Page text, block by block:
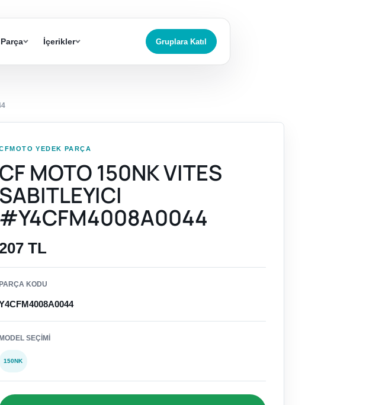
İçerikler Gruplara Katıl
YEDEK PARÇA
CF MOTO 150NK VITES
SABITLEYICI
#Y4CFM4008A0044
207 TL
PARÇA KODU
MODEL SEÇIMI
150NK